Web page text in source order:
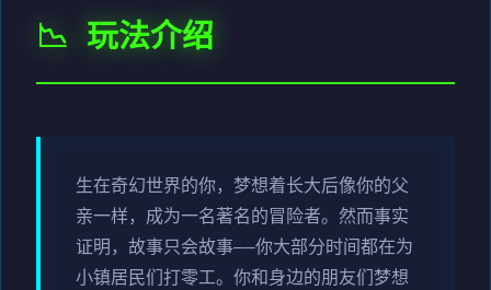
📉 玩法介绍
生在奇幻世界的你，梦想着长大后像你的父
亲一样，成为一名著名的冒险者。然而事实
证明，故事只会故事——你大部分时间都在为
小镇居民们打零工。你和身边的朋友们梦想